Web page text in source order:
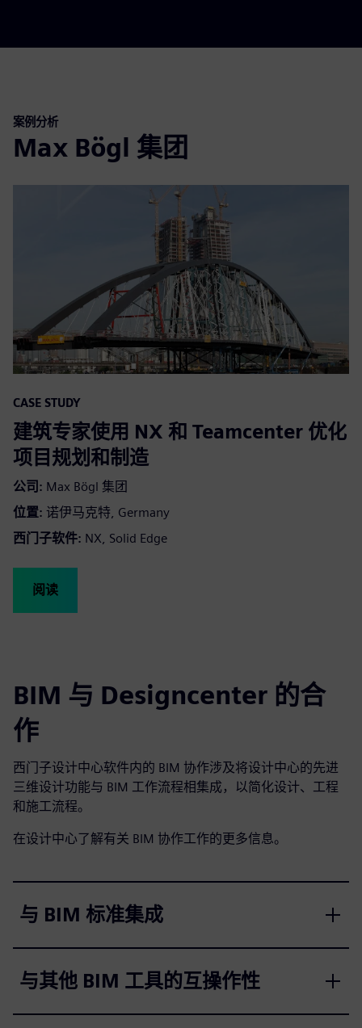
案例分析
Max Bögl 集团
CASE STUDY
建筑专家使用 NX 和 Teamcenter 优化
项目规划和制造
公司: Max Bögl 集团
位置: 诺伊马克特, Germany
西门子软件: NX, Solid Edge
阅读
BIM 与 Designcenter 的合
作
西门子设计中心软件内的 BIM 协作涉及将设计中心的先进
三维设计功能与 BIM 工作流程相集成，以简化设计、工程
和施工流程。
在设计中心了解有关 BIM 协作工作的更多信息。
与 BIM 标准集成
与其他 BIM 工具的互操作性